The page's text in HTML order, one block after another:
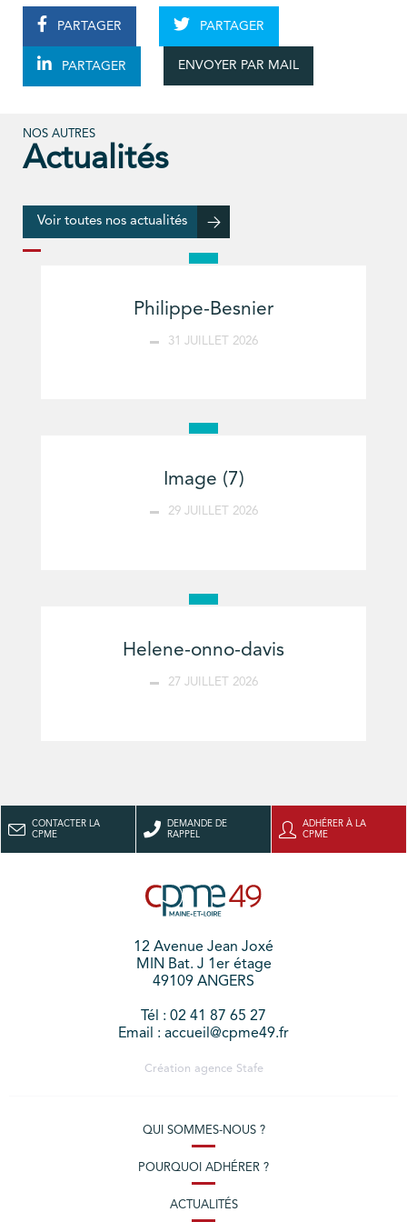
PARTAGER PARTAGER
PARTAGER ENVOYER PAR MAIL
NOS AUTRES
Actualités
Voir toutes nos actualités
Philippe-Besnier
31 JUILLET 2026
Image (7)
29 JUILLET 2026
Helene-onno-davis
27 JUILLET 2026
CONTACTER LA
CPME
DEMANDE DE
RAPPEL
ADHÉRER À LA
CPME
12 Avenue Jean Joxé
MIN Bat. J 1er étage
49109 ANGERS
Tél : 02 41 87 65 27
Email : accueil@cpme49.fr
Création agence Stafe
QUI SOMMES-NOUS ?
POURQUOI ADHÉRER ?
ACTUALITÉS